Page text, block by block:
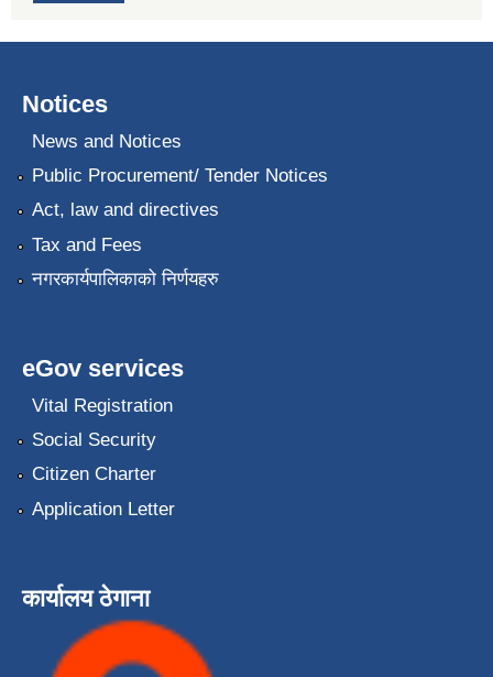
Notices
News and Notices
Public Procurement/ Tender Notices
Act, law and directives
Tax and Fees
नगरकार्यपालिकाको निर्णयहरु
eGov services
Vital Registration
Social Security
Citizen Charter
Application Letter
कार्यालय ठेगाना